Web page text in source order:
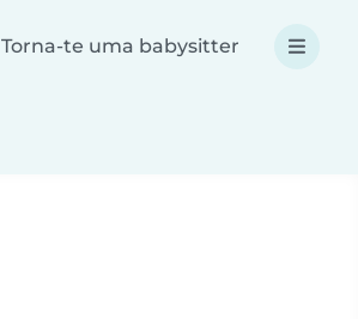
Torna-te uma babysitter